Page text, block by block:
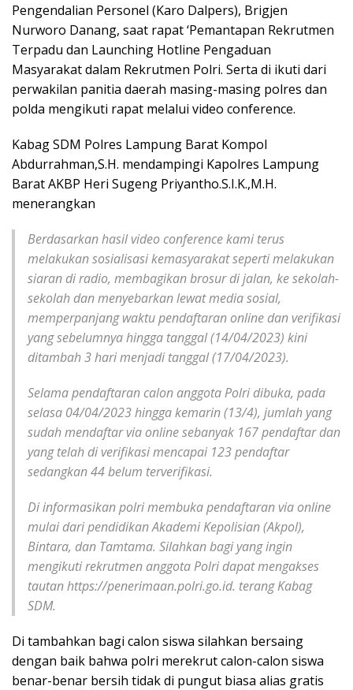
Pengendalian Personel (Karo Dalpers), Brigjen
Nurworo Danang, saat rapat ‘Pemantapan Rekrutmen
Terpadu dan Launching Hotline Pengaduan
Masyarakat dalam Rekrutmen Polri. Serta di ikuti dari
perwakilan panitia daerah masing-masing polres dan
polda mengikuti rapat melalui video conference.
Kabag SDM Polres Lampung Barat Kompol
Abdurrahman,S.H. mendampingi Kapolres Lampung
Barat AKBP Heri Sugeng Priyantho.S.I.K.,M.H.
menerangkan
Berdasarkan hasil video conference kami terus
melakukan sosialisasi kemasyarakat seperti melakukan
siaran di radio, membagikan brosur di jalan, ke sekolah-
sekolah dan menyebarkan lewat media sosial,
memperpanjang waktu pendaftaran online dan verifikasi
yang sebelumnya hingga tanggal (14/04/2023) kini
ditambah 3 hari menjadi tanggal (17/04/2023).
Selama pendaftaran calon anggota Polri dibuka, pada
selasa 04/04/2023 hingga kemarin (13/4), jumlah yang
sudah mendaftar via online sebanyak 167 pendaftar dan
yang telah di verifikasi mencapai 123 pendaftar
sedangkan 44 belum terverifikasi.
Di informasikan polri membuka pendaftaran via online
mulai dari pendidikan Akademi Kepolisian (Akpol),
Bintara, dan Tamtama. Silahkan bagi yang ingin
mengikuti rekrutmen anggota Polri dapat mengakses
tautan https://penerimaan.polri.go.id. terang Kabag
SDM.
Di tambahkan bagi calon siswa silahkan bersaing
dengan baik bahwa polri merekrut calon-calon siswa
benar-benar bersih tidak di pungut biasa alias gratis